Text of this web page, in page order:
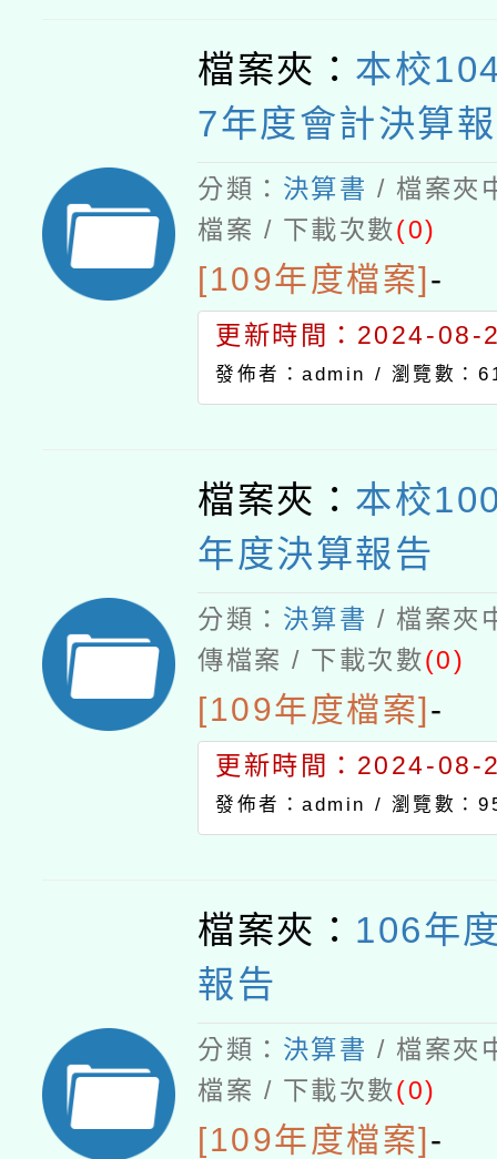
檔案夾： 本校
7年度會計決算
分類： 決算書 / 檔案夾
檔案 / 下載次數(0)
[109年度檔案]-
更新時間：2024-08-
發佈者：admin / 瀏覽數：
檔案夾： 本校
年度決算報告
分類： 決算書 / 檔案夾
傳檔案 / 下載次數(0)
[109年度檔案]-
更新時間：2024-08-
發佈者：admin / 瀏覽數：
檔案夾： 106年
報告
分類： 決算書 / 檔案夾
檔案 / 下載次數(0)
[109年度檔案]-